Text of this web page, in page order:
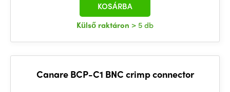
Külső raktáron > 5 db
KOSÁRBA
Canare BCP-C1 BNC crimp connector